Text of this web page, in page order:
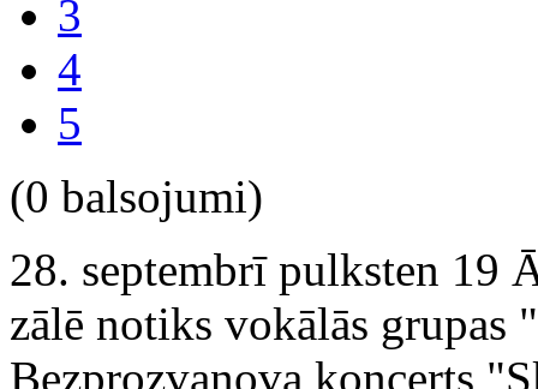
3
4
5
(0 balsojumi)
28. septembrī pulksten 19
zālē notiks vokālās grupas
Bezprozvanova koncerts